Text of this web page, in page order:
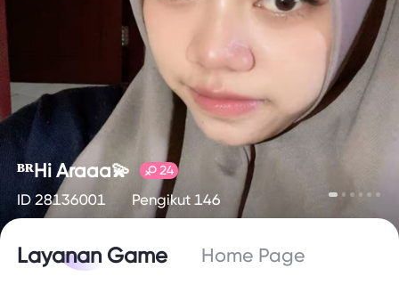
ᴮᴿHi Araaa💫 24
ID 28136001 Pengikut 146
Layanan Game Home Page